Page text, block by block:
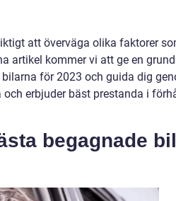
att överväga olika faktorer
artikel kommer vi att ge en
för 2023 och guida dig
erbjuder bäst prestanda i
begagnade